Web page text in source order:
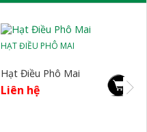
HẠT ĐIỀU TỎI ỚT
Hạt Điều Tỏi Ớt
Liên hệ